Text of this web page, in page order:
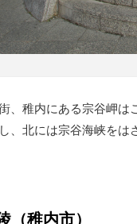
、稚内にある宗谷岬
、北には宗谷海峡をは
（稚内市）